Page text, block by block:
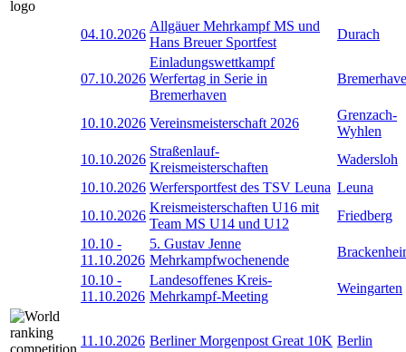
04.10.2026
Allgäuer Mehrkampf MS und
Hans Breuer Sportfest
Durach
07.10.2026
Einladungswettkampf
Werfertag in Serie in
Bremerhaven
10.10.2026 Vereinsmeisterschaft 2026
Grenzach-
Wyhlen
10.10.2026
Straßenlauf-
Kreismeisterschaften
Wadersloh
10.10.2026 Werfersportfest des TSV Leuna Leuna
10.10.2026
Kreismeisterschaften U16 mit
Team MS U14 und U12
Friedberg
10.10 -
11.10.2026
5. Gustav Jenne
Mehrkampfwochenende
10.10 -
11.10.2026
Landesoffenes Kreis-
Mehrkampf-Meeting
Weingarten
11.10.2026 Berliner Morgenpost Great 10K Berlin